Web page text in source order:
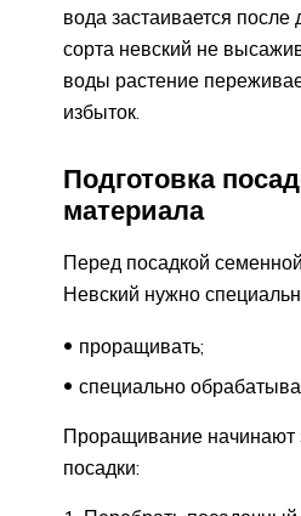
вода застаивается
сорта невский не
воды растение
избыток.
Подготовка
материала
Перед посадкой
Невский нужно
проращивать;
специально
Проращивание начинают
посадки: